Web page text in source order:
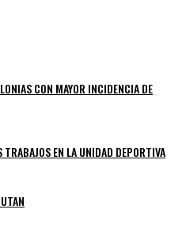
CON MAYOR INCIDENCIA DE
TRABAJOS EN LA UNIDAD DEPORTIVA